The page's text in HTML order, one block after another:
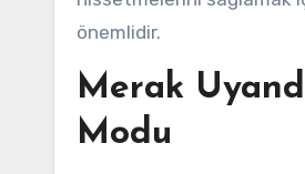
önemlidir.
Merak
Modu